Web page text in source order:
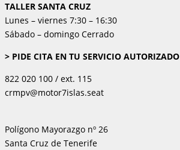
TALLER SANTA CRUZ
Lunes – viernes 7:30 – 16:30
Sábado – domingo Cerrado
> PIDE CITA EN TU SERVICIO AUTORIZADO
822 020 100 / ext. 115
crmpv@motor7islas.seat
Polígono Mayorazgo nº 26
Santa Cruz de Tenerife